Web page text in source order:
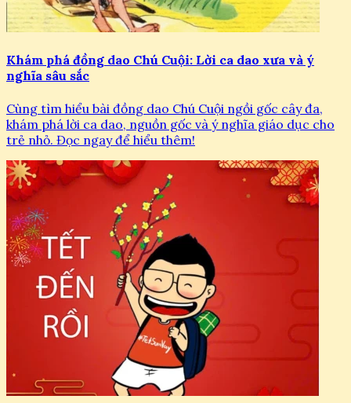
Khám phá đồng dao Chú Cuội: Lời ca dao xưa và ý
nghĩa sâu sắc
Cùng tìm hiểu bài đồng dao Chú Cuội ngồi gốc cây đa,
khám phá lời ca dao, nguồn gốc và ý nghĩa giáo dục cho
trẻ nhỏ. Đọc ngay để hiểu thêm!